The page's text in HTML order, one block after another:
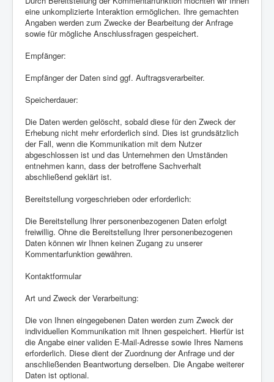
eine unkomplizierte Interaktion ermöglichen. Ihre gemachten
Angaben werden zum Zwecke der Bearbeitung der Anfrage
sowie für mögliche Anschlussfragen gespeichert.
Empfänger:
Empfänger der Daten sind ggf. Auftragsverarbeiter.
Speicherdauer:
Die Daten werden gelöscht, sobald diese für den Zweck der
Erhebung nicht mehr erforderlich sind. Dies ist grundsätzlich
der Fall, wenn die Kommunikation mit dem Nutzer
abgeschlossen ist und das Unternehmen den Umständen
entnehmen kann, dass der betroffene Sachverhalt
abschließend geklärt ist.
Bereitstellung vorgeschrieben oder erforderlich:
Die Bereitstellung Ihrer personenbezogenen Daten erfolgt
freiwillig. Ohne die Bereitstellung Ihrer personenbezogenen
Daten können wir Ihnen keinen Zugang zu unserer
Kommentarfunktion gewähren.
Kontaktformular
Art und Zweck der Verarbeitung:
Die von Ihnen eingegebenen Daten werden zum Zweck der
individuellen Kommunikation mit Ihnen gespeichert. Hierfür ist
die Angabe einer validen E-Mail-Adresse sowie Ihres Namens
erforderlich. Diese dient der Zuordnung der Anfrage und der
anschließenden Beantwortung derselben. Die Angabe weiterer
Daten ist optional.